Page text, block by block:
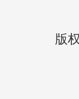
版